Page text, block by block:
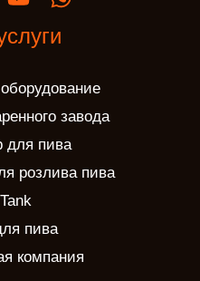
завода
для пива
розлива пива
пива
компания